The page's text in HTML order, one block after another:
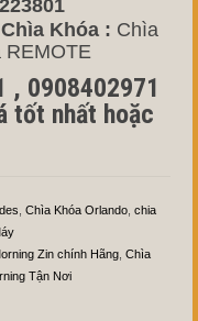
Khóa : Chìa
REMOTE
, 0908402971
tốt nhất hoặc
Chìa Khóa Orlando chia
Zin chính Hãng Chìa
Tận Nơi